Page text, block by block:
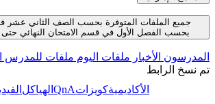
جميع الملفات المتوفرة بحسب الصف الثاني عشر
بحسب الفصل الأول في قسم الامتحان النهائي حتى تاريخ 08-
المدرسون الأخبار ملفات اليوم ملفات للمدرس
تم نسخ الرابط
الأكاديميةكويزاتQnAالهياكل